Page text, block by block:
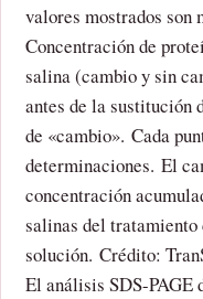
valores mostrados son
Concentración de
salina (cambio y sin
antes de la sustitución
de «cambio». Cada
determinaciones. El
concentración
salinas del
solución. Crédito:
El análisis SDS-PAGE